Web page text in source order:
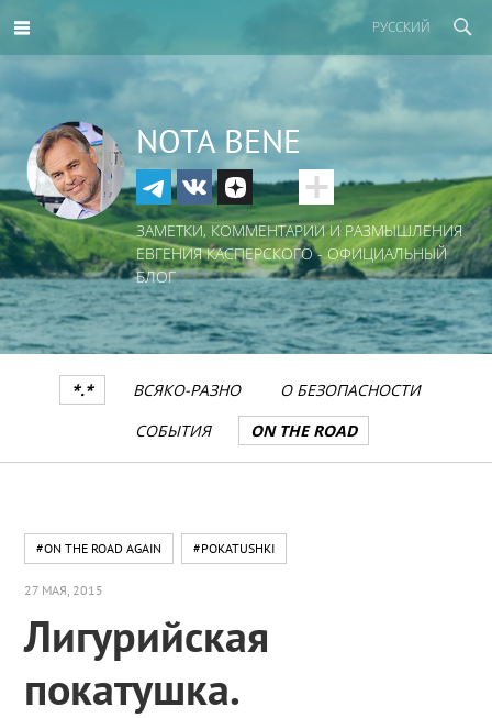
РУССКИЙ
NOTA BENE
ЗАМЕТКИ, КОММЕНТАРИИ И РАЗМЫШЛЕНИЯ
ЕВГЕНИЯ КАСПЕРСКОГО - ОФИЦИАЛЬНЫЙ
БЛОГ
*.* ВСЯКО-РАЗНО
О БЕЗОПАСНОСТИ
СОБЫТИЯ
ON THE ROAD
#ON THE ROAD AGAIN #POKATUSHKI
27 МАЯ, 2015
Лигурийская
покатушка.